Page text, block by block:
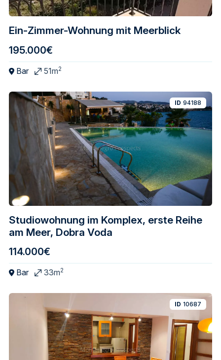
Ein-Zimmer-Wohnung mit Meerblick
195.000€
Bar 51m2
Studiowohnung im Komplex, erste Reihe
am Meer, Dobra Voda
ID 94188
114.000€
Bar 33m2
ID 10687